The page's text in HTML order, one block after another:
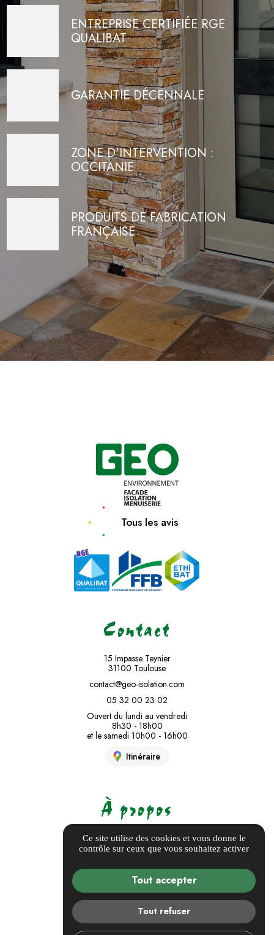
ENTREPRISE CERTIFIÉE RGE
QUALIBAT
GARANTIE DÉCENNALE
ZONE D'INTERVENTION :
OCCITANIE
PRODUITS DE FABRICATION
FRANÇAISE
Tous les avis
Contact
15 Impasse Teynier
31100 Toulouse
contact@geo-isolation.com
05 32 00 23 02
Ouvert du lundi au vendredi
8h30 - 18h00
et le samedi 10h00 - 16h00
Itinéraire
À propos
Informations complémentaires
Mentions légales
Politique de confidentialité
Guide local
Gestion des cookies
Ce site utilise des cookies et vous donne le
contrôle sur ceux que vous souhaitez activer
Tout accepter
Tout refuser